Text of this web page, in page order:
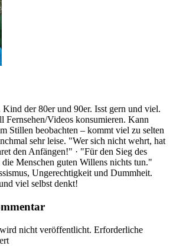
der 80er und 90er. Isst gern und viel.
Fernsehen/Videos konsumieren. Kann
Stillen beobachten – kommt viel zu selten
sehr leise. "Wer sich nicht wehrt, hat
den Anfängen!" · "Für den Sieg des
Menschen guten Willens nichts tun."
Ungerechtigkeit und Dummheit.
viel selbst denkt!
nicht veröffentlicht. Erforderliche